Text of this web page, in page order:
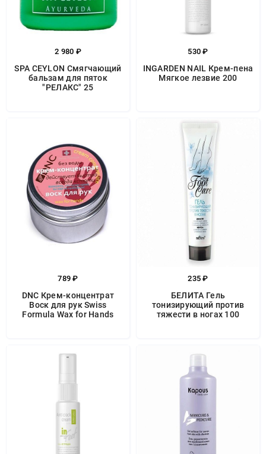
2 980 ₽
SPA CEYLON Смягчающий
бальзам для пяток
"РЕЛАКС" 25
530 ₽
INGARDEN NAIL Крем-пена
Мягкое лезвие 200
789 ₽
DNC Крем-концентрат
Воск для рук Swiss
Formula Wax for Hands
235 ₽
БЕЛИТА Гель
тонизирующий против
тяжести в ногах 100